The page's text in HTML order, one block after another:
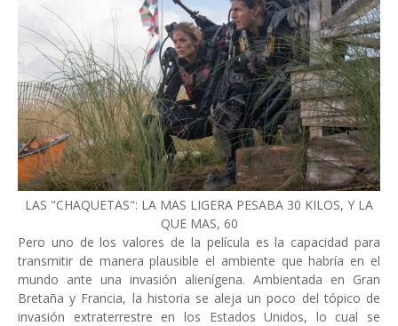
LAS "CHAQUETAS": LA MAS LIGERA PESABA 30 KILOS, Y LA
QUE MAS, 60
Pero uno de los valores de la película es la capacidad para
transmitir de manera plausible el ambiente que habría en el
mundo ante una invasión alienígena. Ambientada en Gran
Bretaña y Francia, la historia se aleja un poco del tópico de
invasión extraterrestre en los Estados Unidos, lo cual se